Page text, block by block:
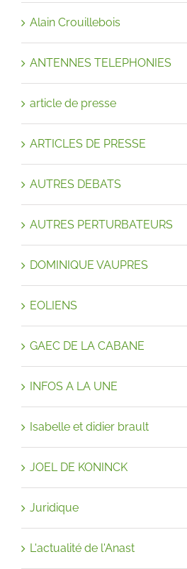
Alain Crouillebois
ANTENNES TELEPHONIES
article de presse
ARTICLES DE PRESSE
AUTRES DEBATS
AUTRES PERTURBATEURS
DOMINIQUE VAUPRES
EOLIENS
GAEC DE LA CABANE
INFOS A LA UNE
Isabelle et didier brault
JOEL DE KONINCK
Juridique
L'actualité de l'Anast